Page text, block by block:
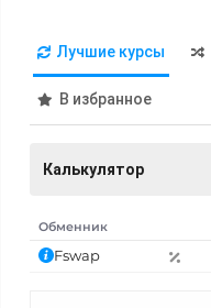
Лучшие курсы
В избранное
Калькулятор
Обменник
Fswap